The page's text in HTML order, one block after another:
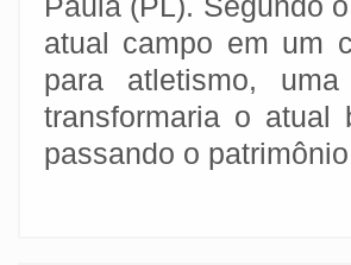
atual campo em um
para atletismo,
transformaria o atual
passando o